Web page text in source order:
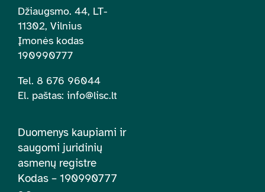
Džiaugsmo. 44, LT-
11302, Vilnius
Įmonės kodas
190990777
Tel. 8 676 96044
El. paštas: info@lisc.lt
Duomenys kaupiami ir
saugomi juridinių
asmenų registre
Kodas – 190990777